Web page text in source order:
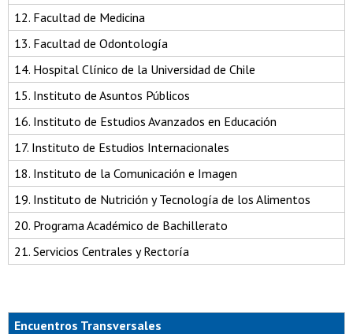
12. Facultad de Medicina
13. Facultad de Odontología
14. Hospital Clínico de la Universidad de Chile
15. Instituto de Asuntos Públicos
16. Instituto de Estudios Avanzados en Educación
17. Instituto de Estudios Internacionales
18. Instituto de la Comunicación e Imagen
19. Instituto de Nutrición y Tecnología de los Alimentos
20. Programa Académico de Bachillerato
21. Servicios Centrales y Rectoría
Encuentros Transversales